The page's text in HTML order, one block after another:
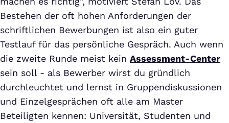
Bestehen der oft hohen Anforderungen der
schriftlichen Bewerbungen ist also ein guter
Testlauf für das persönliche Gespräch. Auch wenn
die zweite Runde meist kein Assessment-Center
sein soll - als Bewerber wirst du gründlich
durchleuchtet und lernst in Gruppendiskussionen
und Einzelgesprächen oft alle am Master
Beteiligten kennen: Universität, Studenten und